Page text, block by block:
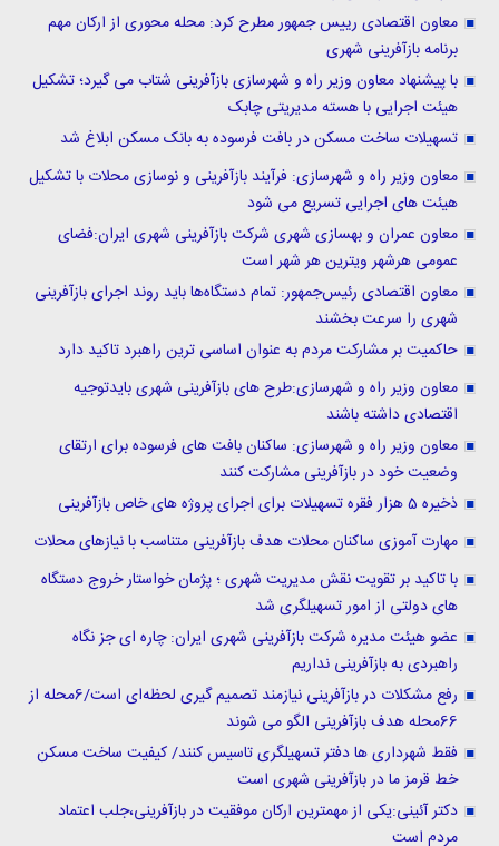
معاون اقتصادی رییس جمهور مطرح کرد: محله محوری از ارکان مهم
برنامه بازآفرینی شهری
با پیشنهاد معاون وزیر راه و شهرسازی بازآفرینی شتاب می گیرد؛ تشکیل
هیئت اجرایی با هسته مدیریتی چابک
تسهیلات ساخت مسکن در بافت فرسوده به بانک مسکن ابلاغ شد
معاون وزیر راه و شهرسازی: فرآیند بازآفرینی و نوسازی محلات با تشکیل
هیئت های اجرایی تسریع می شود
معاون عمران و بهسازی شهری شرکت بازآفرینی شهری ایران:فضای
عمومی هرشهر ویترین هر شهر است
معاون اقتصادی رئیس‌جمهور: تمام دستگاه‌ها باید روند اجرای بازآفرینی
شهری را سرعت بخشند
حاکمیت بر مشارکت مردم به عنوان اساسی ترین راهبرد تاکید دارد
معاون وزیر راه و شهرسازی:طرح های بازآفرینی شهری بایدتوجیه
اقتصادی داشته باشند
معاون وزیر راه و شهرسازی: ساکنان بافت های فرسوده برای ارتقای
وضعیت خود در بازآفرینی مشارکت کنند
ذخیره 5 هزار فقره تسهیلات برای اجرای پروژه های خاص بازآفرینی
مهارت آموزی ساکنان محلات هدف بازآفرینی متناسب با نیازهای محلات
با تاکید بر تقویت نقش مدیریت شهری ؛ پژمان خواستار خروج دستگاه
های دولتی از امور تسهیلگری شد
عضو هیئت مدیره شرکت بازآفرینی شهری ایران: چاره ای جز نگاه
راهبردی به بازآفرینی نداریم
رفع مشکلات در بازآفرینی نیازمند تصمیم گیری لحظه‌ای است/6محله از
66محله هدف بازآفرینی الگو می شوند
فقط شهرداری ها دفتر تسهیلگری تاسیس کنند/ کیفیت ساخت مسکن
خط قرمز ما در بازآفرینی شهری است
دکتر آئینی:یکی از مهمترین ارکان موفقیت در بازآفرینی،جلب اعتماد
مردم است